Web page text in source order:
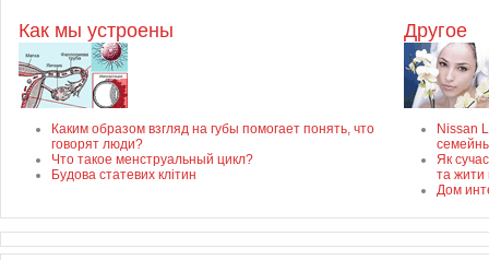
Как мы устроены
Каким образом взгляд на губы помогает понять, что
говорят люди?
Что такое менструальный цикл?
Будова статевих клітин
Другое
Nissan
Як
та жити
Дом